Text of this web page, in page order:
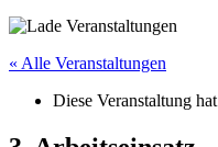
« Alle Veranstaltungen
Diese Veranstaltung